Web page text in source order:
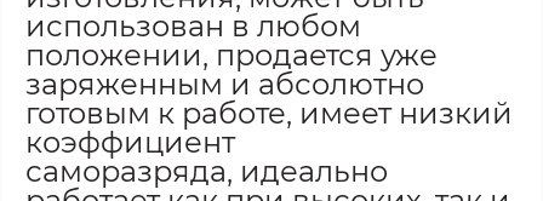
использован в любом
положении, продается уже
заряженным и абсолютно
готовым к работе, имеет низкий
коэффициент
саморазряда, идеально